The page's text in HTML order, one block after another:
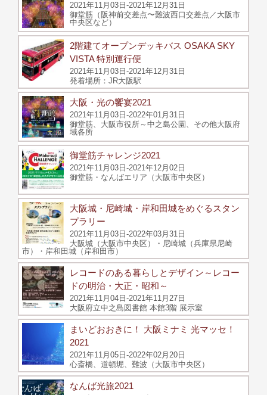
2021年11月03日-2021年12月31日
御堂筋（阪神前交差点〜難波西口交差点／大阪市
中央区など）
2階建てオープンデッキバス OSAKA SKY
VISTA 特別運行便
2021年11月03日-2021年12月31日
発着場所：JR大阪駅
大阪・光の饗宴2021
2021年11月03日-2022年01月31日
御堂筋、大阪市役所～中之島公園、その他大阪府
域各所
御堂筋チャレンジ2021
2021年11月03日-2021年12月02日
御堂筋・なんばエリア（大阪市中央区）
大阪城・尼崎城・岸和田城をめぐるスタン
プラリー
2021年11月03日-2022年03月31日
大阪城（大阪市中央区）・尼崎城（兵庫県尼崎
市）・岸和田城（岸和田市）
レコードのある暮らしとデザイン～レコー
ドの明治・大正・昭和～
2021年11月04日-2021年11月27日
大阪府立中之島図書館 本館3階 展示室
まいどおおきに！ 大阪ミナミ 光マッセ！
2021
2021年11月05日-2022年02月20日
心斎橋、道頓堀、難波（大阪市中央区）
なんば光旅2021